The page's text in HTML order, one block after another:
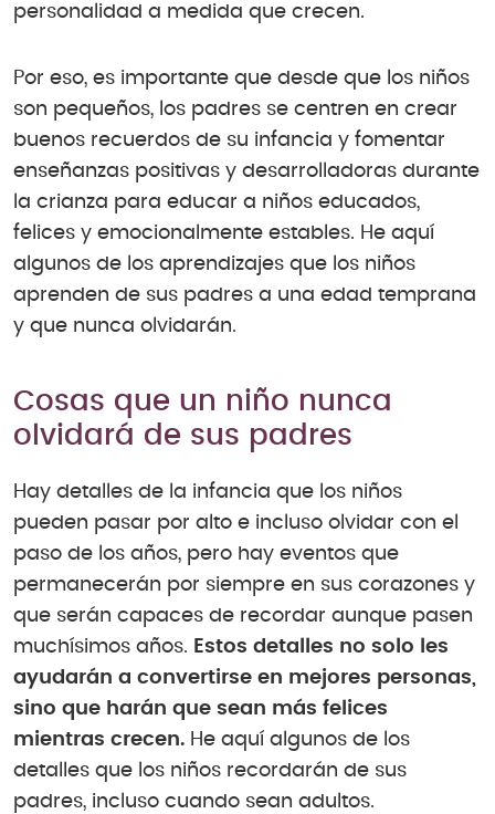
personalidad a medida que crecen.
Por eso, es importante que desde que los niños
son pequeños, los padres se centren en crear
buenos recuerdos de su infancia y fomentar
enseñanzas positivas y desarrolladoras durante
la crianza para educar a niños educados,
felices y emocionalmente estables. He aquí
algunos de los aprendizajes que los niños
aprenden de sus padres a una edad temprana
y que nunca olvidarán.
Cosas que un niño nunca
olvidará de sus padres
Hay detalles de la infancia que los niños
pueden pasar por alto e incluso olvidar con el
paso de los años, pero hay eventos que
permanecerán por siempre en sus corazones y
que serán capaces de recordar aunque pasen
muchísimos años. Estos detalles no solo les
ayudarán a convertirse en mejores personas,
sino que harán que sean más felices
mientras crecen. He aquí algunos de los
detalles que los niños recordarán de sus
padres, incluso cuando sean adultos.